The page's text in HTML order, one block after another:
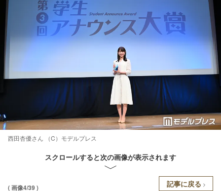
西田杏優さん （C）モデルプレス
スクロールすると次の画像が表示されます
( 画像4/39 ) 記事に戻る